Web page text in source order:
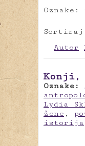
Sortiraj
Autor
Konji,
Oznake:
Lydia
žene ,
istorija